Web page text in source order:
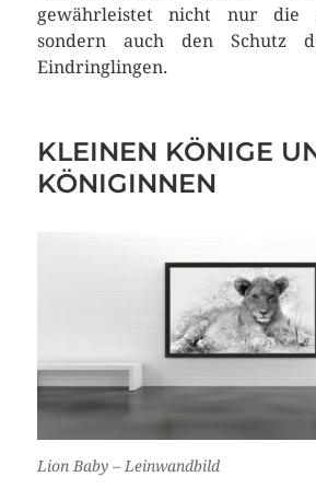
gewährleistet nicht nur die
sondern auch den Schutz
Eindringlingen.
KLEINEN KÖNIGE
KÖNIGINNEN
Lion Baby – Leinwandbild